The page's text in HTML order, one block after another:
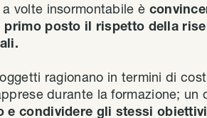
volte insormontabile è
primo posto il rispetto della
ragionano in termini di
durante la formazione;
e condividere gli stessi